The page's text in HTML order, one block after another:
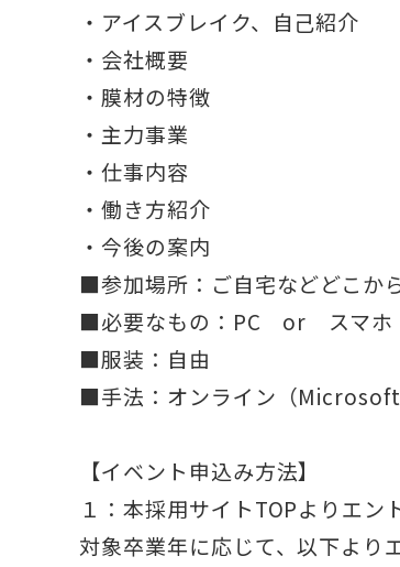
・アイスブレイク、自己紹介
・会社概要
・膜材の特徴
・主力事業
・仕事内容
・働き方紹介
・今後の案内
■参加場所：ご自宅などどこか
■必要なもの：PC or スマホ（
■服装：自由
■手法：オンライン（Microsoft
【イベント申込み方法】
１：本採用サイトTOPよりエン
対象卒業年に応じて、以下より